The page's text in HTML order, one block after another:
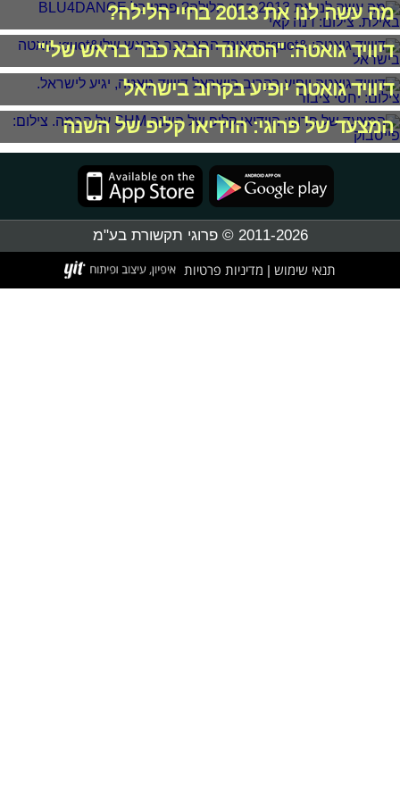
מה עשה לנו את 2013 בחיי הלילה?
דיוויד גואטה: "הסאונד הבא כבר בראש שלי"
דיוויד גואטה יופיע בקרוב בישראל
המצעד של פרוגי: הוידיאו קליפ של השנה
2011-2026 © פרוגי תקשורת בע"מ
תנאי שימוש מדיניות פרטיות